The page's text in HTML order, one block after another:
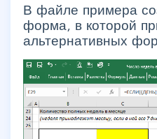
В файле примера
форма, в которой
альтернативных